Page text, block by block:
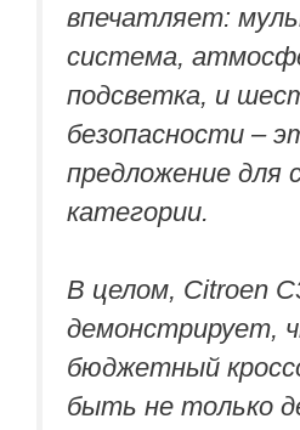
впечатляет:
система,
подсветка, и
безопасности –
предложение для
категории.
В целом, Citroen
демонстрирует,
бюджетный
быть не только